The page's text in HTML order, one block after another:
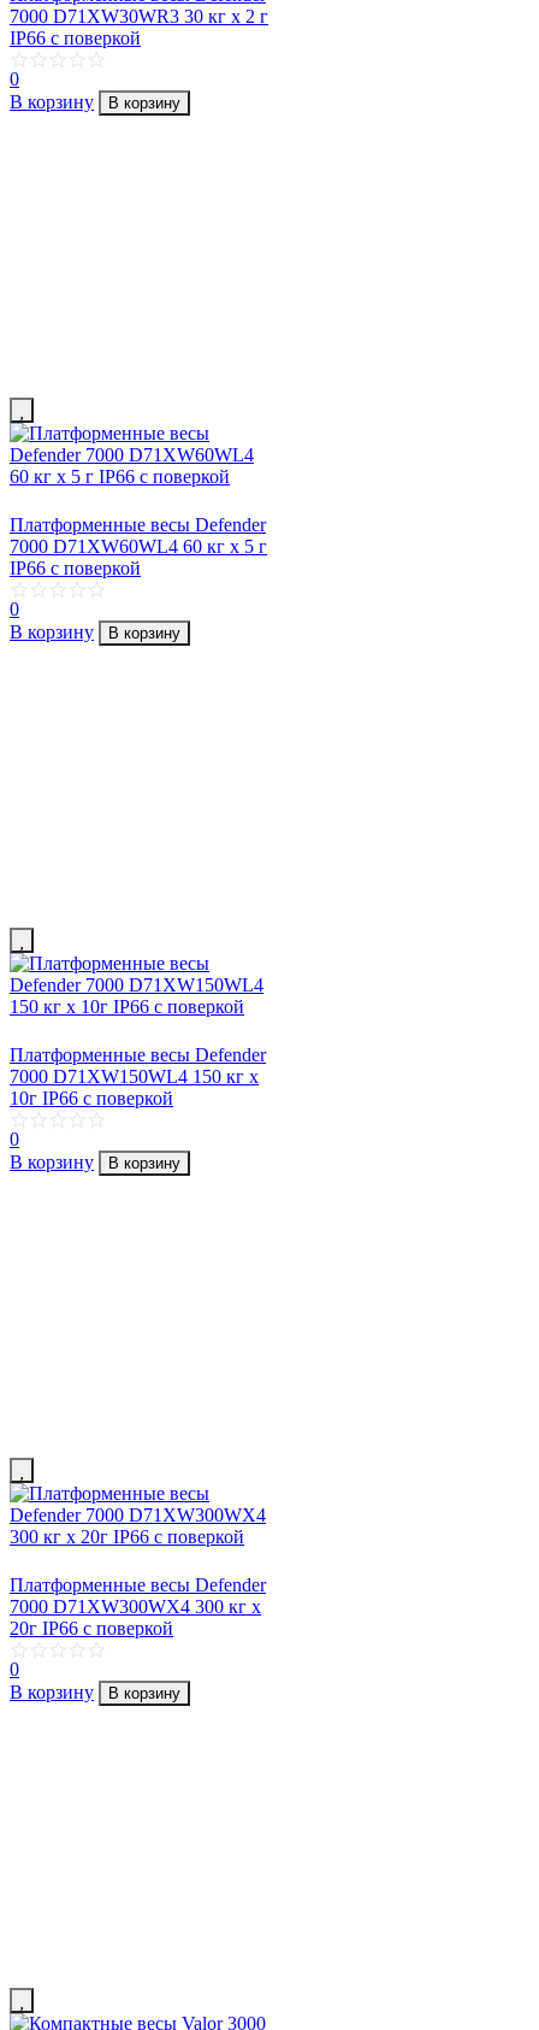
7000 D71XW30WR3 30 кг х 2 г
IP66 с поверкой
0
В корзину
В корзину
Платформенные весы Defender
7000 D71XW60WL4 60 кг х 5 г
IP66 с поверкой
0
В корзину
В корзину
Платформенные весы Defender
7000 D71XW150WL4 150 кг х
10г IP66 с поверкой
0
В корзину
В корзину
Платформенные весы Defender
7000 D71XW300WX4 300 кг х
20г IP66 с поверкой
0
В корзину
В корзину